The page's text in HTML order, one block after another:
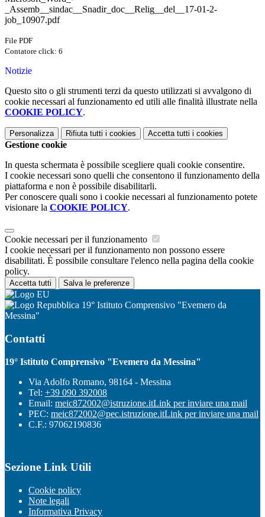
_Assemb__sindac__Snadir_doc__Relig__del__17-01-2-
job_10907.pdf
File PDF
Contatore click: 6
Notizie
Questo sito o gli strumenti terzi da questo utilizzati si avvalgono di
cookie necessari al funzionamento ed utili alle finalità illustrate nella
COOKIE POLICY.
Personalizza Rifiuta tutti i cookies Accetta tutti i cookies
Gestione cookie
In questa schermata è possibile scegliere quali cookie consentire.
I cookie necessari sono quelli che consentono il funzionamento della
piattaforma e non è possibile disabilitarli.
Per conoscere quali sono i cookie necessari al funzionamento potete
visionare la COOKIE POLICY.
Cookie necessari per il funzionamento
I cookie necessari per il funzionamento non possono essere
disabilitati. È possibile consultare l'elenco nella pagina della cookie
policy.
Accetta tutti Salva le preferenze
19° Istituto Comprensivo "Evemero da
Messina"
Contatti
19° Istituto Comprensivo "Evemero da Messina"
Via Adolfo Romano, 98164 - Messina
Tel: +39 090 392008
Email: meic872002@istruzione.itLink per inviare una mail
PEC: meic872002@pec.istruzione.itLink per inviare una mail
C.F.: 97062190836
Sezione Link Utili
Cookie policy
Note legali
Informativa Privacy